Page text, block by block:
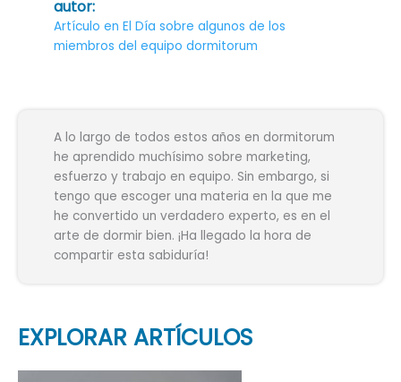
autor:
Artículo en El Día sobre algunos de los
miembros del equipo dormitorum
A lo largo de todos estos años en dormitorum
he aprendido muchísimo sobre marketing,
esfuerzo y trabajo en equipo. Sin embargo, si
tengo que escoger una materia en la que me
he convertido un verdadero experto, es en el
arte de dormir bien. ¡Ha llegado la hora de
compartir esta sabiduría!
EXPLORAR ARTÍCULOS